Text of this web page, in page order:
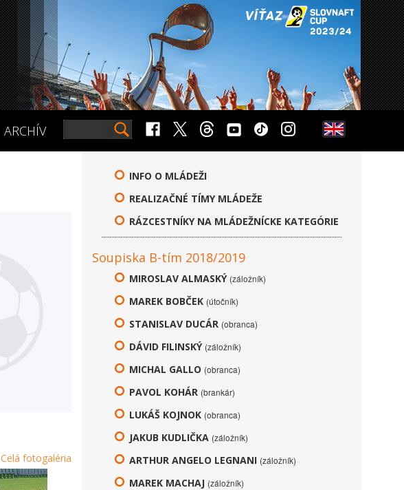
ARCHÍV
Celá fotogaléria
INFO O MLÁDEŽI
REALIZAČNÉ TÍMY MLÁDEŽE
RÁZCESTNÍKY NA MLÁDEŽNÍCKE KATEGÓRIE
Soupiska B-tím 2018/2019
MIROSLAV ALMASKÝ (záložník)
MAREK BOBČEK (útočník)
STANISLAV DUCÁR (obranca)
DÁVID FILINSKÝ (záložník)
MICHAL GALLO (obranca)
PAVOL KOHÁR (brankár)
LUKÁŠ KOJNOK (obranca)
JAKUB KUDLIČKA (záložník)
ARTHUR ANGELO LEGNANI (záložník)
MAREK MACHAJ (záložník)